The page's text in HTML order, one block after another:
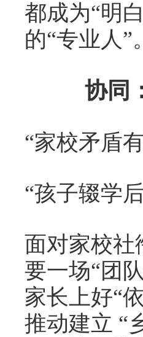
都成为“明
的“专业人”。
协同
“家校矛盾
“孩子辍学
面对家校社
要一场“团
家长上好“
推动建立 “